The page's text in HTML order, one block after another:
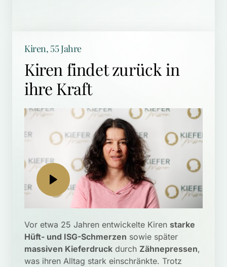
Kiren, 55 Jahre
Kiren findet zurück in
ihre Kraft
Vor etwa 25 Jahren entwickelte Kiren starke
Hüft- und ISG-Schmerzen
massiven Kieferdruck durch Zähnepressen,
was ihren Alltag stark einschränkte. Trotz